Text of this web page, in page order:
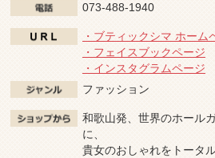
073-488-1940
・ブティックシマ ホーム
・フェイスブックページ
・インスタグラムページ
ファッション
和歌山発、世界のホール
に、
貴女のおしゃれをトータ